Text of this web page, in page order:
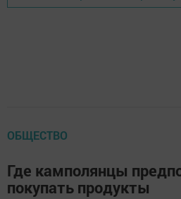
ОБЩЕСТВО
Где камполянцы
покупать продукты